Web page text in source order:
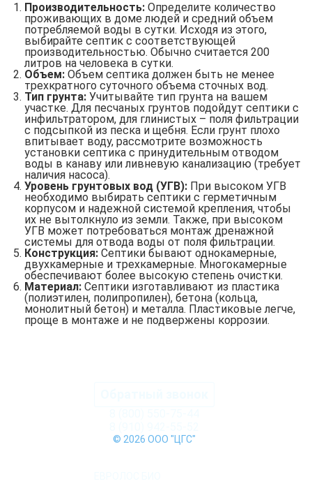
Производительность: Определите количество
проживающих в доме людей и средний объем
потребляемой воды в сутки. Исходя из этого,
выбирайте септик с соответствующей
производительностью. Обычно считается 200
литров на человека в сутки.
Объем: Объем септика должен быть не менее
трехкратного суточного объема сточных вод.
Тип грунта: Учитывайте тип грунта на вашем
участке. Для песчаных грунтов подойдут септики с
инфильтратором, для глинистых – поля фильтрации
с подсыпкой из песка и щебня. Если грунт плохо
впитывает воду, рассмотрите возможность
установки септика с принудительным отводом
воды в канаву или ливневую канализацию (требует
наличия насоса).
Уровень грунтовых вод (УГВ): При высоком УГВ
необходимо выбирать септики с герметичным
корпусом и надежной системой крепления, чтобы
их не вытолкнуло из земли. Также, при высоком
УГВ может потребоваться монтаж дренажной
системы для отвода воды от поля фильтрации.
Конструкция: Септики бывают однокамерные,
двухкамерные и трехкамерные. Многокамерные
обеспечивают более высокую степень очистки.
Материал: Септики изготавливают из пластика
(полиэтилен, полипропилен), бетона (кольца,
монолитный бетон) и металла. Пластиковые легче,
проще в монтаже и не подвержены коррозии.
© 2026 ООО "ЦГС"